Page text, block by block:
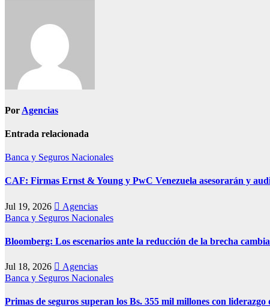
Por Agencias
Entrada relacionada
Banca y Seguros Nacionales
CAF: Firmas Ernst & Young y PwC Venezuela asesorarán y
Jul 19, 2026
Agencias
Banca y Seguros Nacionales
Bloomberg: Los escenarios ante la reducción de la brecha
Jul 18, 2026
Agencias
Banca y Seguros Nacionales
Primas de seguros superan los Bs. 355 mil millones con